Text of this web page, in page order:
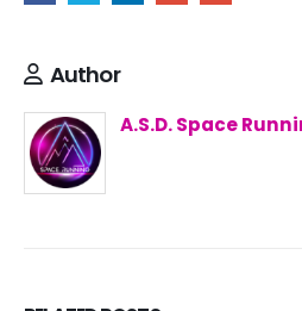
Author
A.S.D. Space